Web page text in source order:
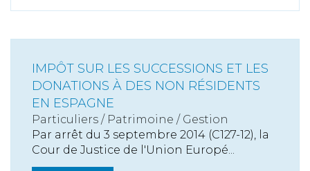
IMPÔT SUR LES SUCCESSIONS ET LES
DONATIONS À DES NON RÉSIDENTS
EN ESPAGNE
Particuliers / Patrimoine / Gestion
Par arrêt du 3 septembre 2014 (C127-12), la
Cour de Justice de l'Union Europé...